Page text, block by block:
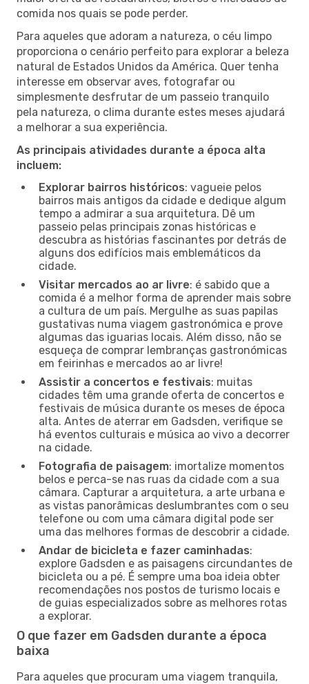
comida nos quais se pode perder.
Para aqueles que adoram a natureza, o céu limpo
proporciona o cenário perfeito para explorar a beleza
natural de Estados Unidos da América. Quer tenha
interesse em observar aves, fotografar ou
simplesmente desfrutar de um passeio tranquilo
pela natureza, o clima durante estes meses ajudará
a melhorar a sua experiência.
As principais atividades durante a época alta
incluem:
Explorar bairros históricos: vagueie pelos
bairros mais antigos da cidade e dedique algum
tempo a admirar a sua arquitetura. Dê um
passeio pelas principais zonas históricas e
descubra as histórias fascinantes por detrás de
alguns dos edifícios mais emblemáticos da
cidade.
Visitar mercados ao ar livre: é sabido que a
comida é a melhor forma de aprender mais sobre
a cultura de um país. Mergulhe as suas papilas
gustativas numa viagem gastronómica e prove
algumas das iguarias locais. Além disso, não se
esqueça de comprar lembranças gastronómicas
em feirinhas e mercados ao ar livre!
Assistir a concertos e festivais: muitas
cidades têm uma grande oferta de concertos e
festivais de música durante os meses de época
alta. Antes de aterrar em Gadsden, verifique se
há eventos culturais e música ao vivo a decorrer
na cidade.
Fotografia de paisagem: imortalize momentos
belos e perca-se nas ruas da cidade com a sua
câmara. Capturar a arquitetura, a arte urbana e
as vistas panorâmicas deslumbrantes com o seu
telefone ou com uma câmara digital pode ser
uma das melhores formas de descobrir a cidade.
Andar de bicicleta e fazer caminhadas:
explore Gadsden e as paisagens circundantes de
bicicleta ou a pé. É sempre uma boa ideia obter
recomendações nos postos de turismo locais e
de guias especializados sobre as melhores rotas
a explorar.
O que fazer em Gadsden durante a época
baixa
Para aqueles que procuram uma viagem tranquila,